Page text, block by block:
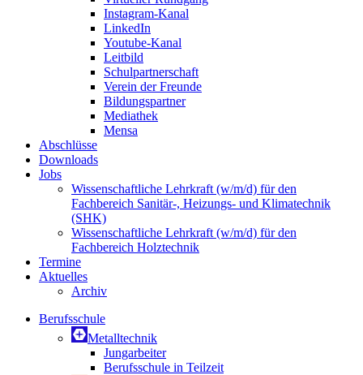
Instagram-Kanal
LinkedIn
Youtube-Kanal
Leitbild
Schulpartnerschaft
Verein der Freunde
Bildungspartner
Mediathek
Mensa
Abschlüsse
Downloads
Jobs
Wissenschaftliche Lehrkraft (w/m/d) für den
Fachbereich Sanitär-, Heizungs- und Klimatechnik
(SHK)
Wissenschaftliche Lehrkraft (w/m/d) für den
Fachbereich Holztechnik
Termine
Aktuelles
Archiv
Berufsschule
Metalltechnik
Jungarbeiter
Berufsschule in Teilzeit